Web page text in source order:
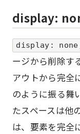
display:
display:
ージから削除す
アウトから完全
のように振る舞
たスペースは他
は、要素を完全